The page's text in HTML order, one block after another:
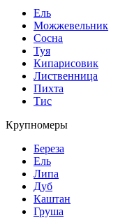
Ель
Можжевельник
Сосна
Туя
Кипарисовик
Лиственница
Пихта
Тис
Крупномеры
Береза
Ель
Липа
Дуб
Каштан
Груша